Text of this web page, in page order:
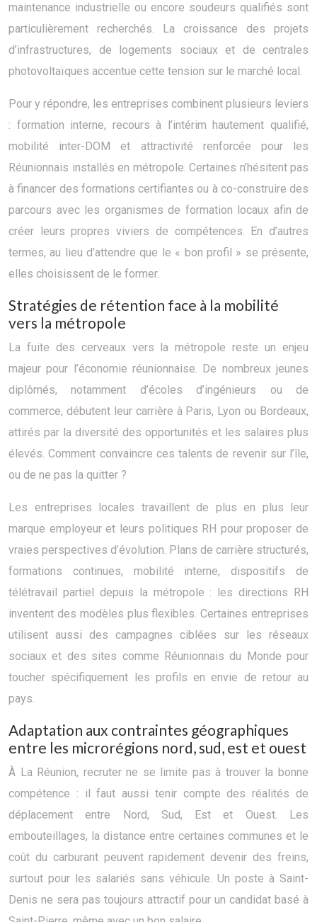
maintenance industrielle ou encore soudeurs qualifiés sont
particulièrement recherchés. La croissance des projets
d’infrastructures, de logements sociaux et de centrales
photovoltaïques accentue cette tension sur le marché local.
Pour y répondre, les entreprises combinent plusieurs leviers
: formation interne, recours à l’intérim hautement qualifié,
mobilité inter-DOM et attractivité renforcée pour les
Réunionnais installés en métropole. Certaines n’hésitent pas
à financer des formations certifiantes ou à co-construire des
parcours avec les organismes de formation locaux afin de
créer leurs propres viviers de compétences. En d’autres
termes, au lieu d’attendre que le « bon profil » se présente,
elles choisissent de le former.
Stratégies de rétention face à la mobilité
vers la métropole
La fuite des cerveaux vers la métropole reste un enjeu
majeur pour l’économie réunionnaise. De nombreux jeunes
diplômés, notamment d’écoles d’ingénieurs ou de
commerce, débutent leur carrière à Paris, Lyon ou Bordeaux,
attirés par la diversité des opportunités et les salaires plus
élevés. Comment convaincre ces talents de revenir sur l’île,
ou de ne pas la quitter ?
Les entreprises locales travaillent de plus en plus leur
marque employeur et leurs politiques RH pour proposer de
vraies perspectives d’évolution. Plans de carrière structurés,
formations continues, mobilité interne, dispositifs de
télétravail partiel depuis la métropole : les directions RH
inventent des modèles plus flexibles. Certaines entreprises
utilisent aussi des campagnes ciblées sur les réseaux
sociaux et des sites comme Réunionnais du Monde pour
toucher spécifiquement les profils en envie de retour au
pays.
Adaptation aux contraintes géographiques
entre les microrégions nord, sud, est et ouest
À La Réunion, recruter ne se limite pas à trouver la bonne
compétence : il faut aussi tenir compte des réalités de
déplacement entre Nord, Sud, Est et Ouest. Les
embouteillages, la distance entre certaines communes et le
coût du carburant peuvent rapidement devenir des freins,
surtout pour les salariés sans véhicule. Un poste à Saint-
Denis ne sera pas toujours attractif pour un candidat basé à